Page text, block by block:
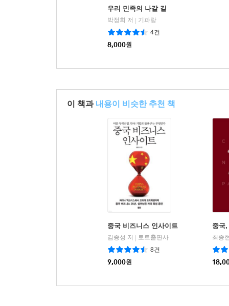
주장하며, 이를 위해 다양한 국제 이슈에 대하여
아니라는, 우리의 국가적 위상과 자국의 전략적
소재 수출규제의 비교가 보여주는 것처럼, 과
중국에 대한 과도한 경제적 의존도를 줄이는 노
것은 우연이 아니라면서, 메모리 반도체 분야에
우리는 현재의 반도체 초격차, 특히 중국과의
고립주의에 따른 ‘미국 공백’을 대비하기 위하
과거사와 얽힌 보편적·윤리적 이슈를 해결하
획기적인 관계 개선은 양국 모두의 미래에 반
넘어서서 한국을 위해 더욱 광대한 지정학적 활
결국 저자가 강조하는 것은 변화하는 국제 정
크기와 국가 통치 및 정부 동원의 효율적 측면
자유롭고 열린 사회 분위기와 이를 활용한 유연
있어 섬세한 포지셔닝과 레토릭을 구사할 것을 강
우리 민족의 나갈 길
박정희 저 | 기파랑
4건
8,000원
이 책과 내용이 비슷한 추천 책
중국 비즈니스 인사이트
김종성 저 | 토트출판사
8건
9,000원
중국
최종